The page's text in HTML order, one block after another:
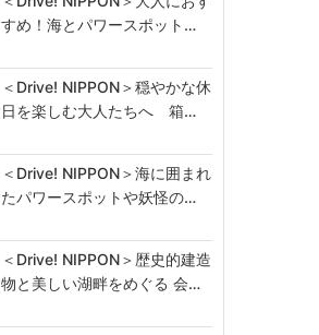
すめ！海とパワースポット…
＜Drive! NIPPON＞穏やかな休
日を楽しむ大人たちへ 箱…
＜Drive! NIPPON＞海に囲まれ
たパワースポットや妖怪の…
＜Drive! NIPPON＞歴史的建造
物と美しい湖畔をめぐる 会…